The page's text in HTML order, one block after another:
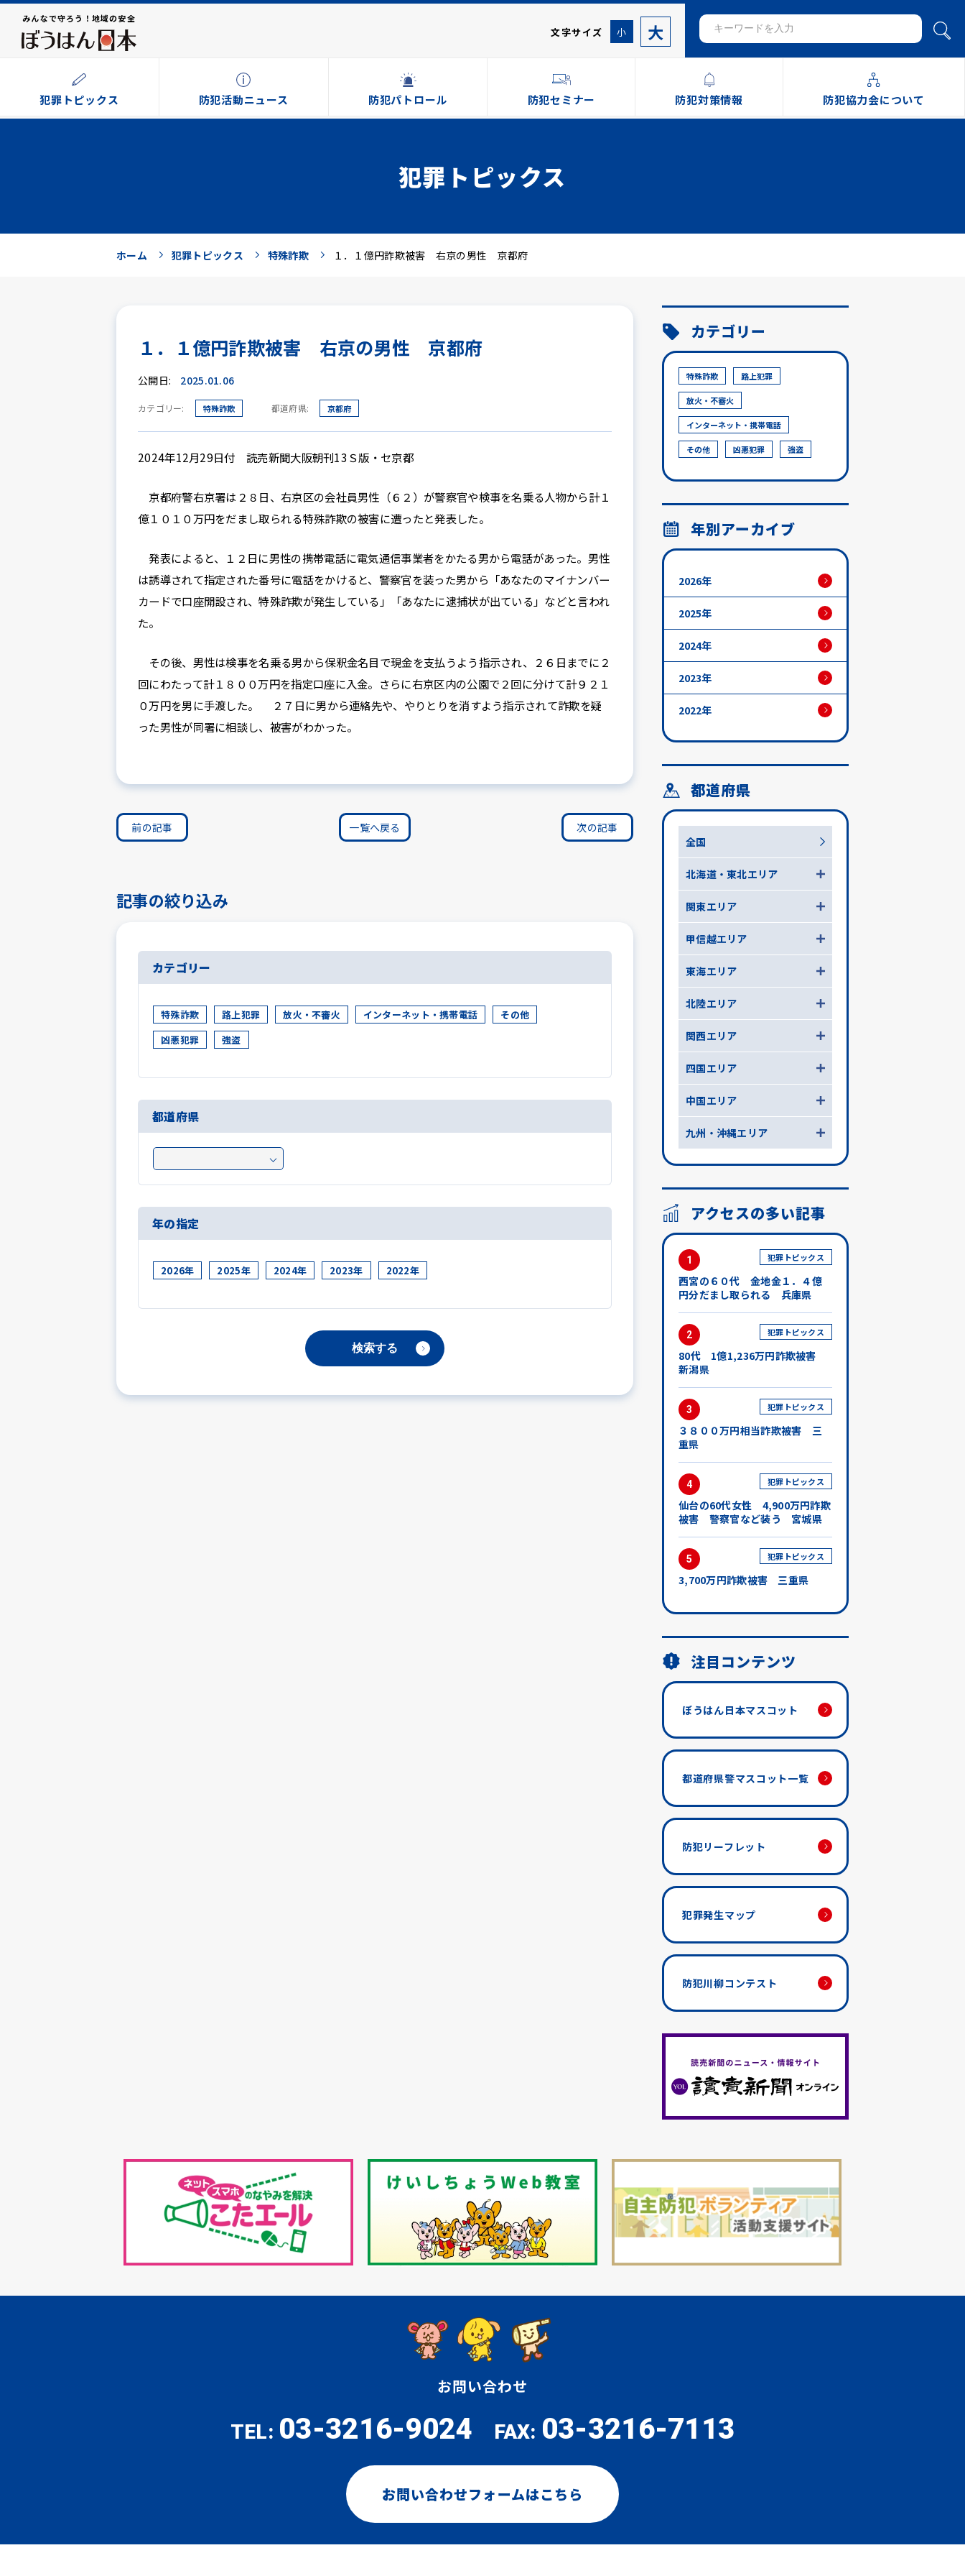
みんなで守ろう！地域の安全
文字サイズ 小 大
犯罪トピックス 防犯活動ニュース 防犯パトロール 防犯セミナー 防犯対策情報 防犯協力会について
犯罪トピックス
ホーム 犯罪トピックス 特殊詐欺 １．１億円詐欺被害 右京の男性 京都府
１．１億円詐欺被害 右京の男性 京都府
公開日: 2025.01.06
カテゴリー: 特殊詐欺 都道府県: 京都府
2024年12月29日付 読売新聞大阪朝刊13Ｓ版・セ京都
京都府警右京署は２８日、右京区の会社員男性（６２）が警察官や検事を名乗る人物から計１
億１０１０万円をだまし取られる特殊詐欺の被害に遭ったと発表した。
発表によると、１２日に男性の携帯電話に電気通信事業者をかたる男から電話があった。男性
は誘導されて指定された番号に電話をかけると、警察官を装った男から「あなたのマイナンバー
カードで口座開設され、特殊詐欺が発生している」「あなたに逮捕状が出ている」などと言われ
た。
その後、男性は検事を名乗る男から保釈金名目で現金を支払うよう指示され、２６日までに２
回にわたって計１８００万円を指定口座に入金。さらに右京区内の公園で２回に分けて計９２１
０万円を男に手渡した。 ２７日に男から連絡先や、やりとりを消すよう指示されて詐欺を疑
った男性が同署に相談し、被害がわかった。
前の記事 一覧へ戻る 次の記事
記事の絞り込み
カテゴリー
特殊詐欺 路上犯罪 放火・不審火 インターネット・携帯電話
その他
凶悪犯罪
強盗
都道府県
年の指定
2026年 2025年 2024年 2023年 2022年
カテゴリー
特殊詐欺 路上犯罪
放火・不審火
インターネット・携帯電話
その他 凶悪犯罪 強盗
年別アーカイブ
2026年
2025年
2024年
2023年
2022年
都道府県
全国
北海道・東北エリア
関東エリア
甲信越エリア
東海エリア
北陸エリア
関西エリア
四国エリア
中国エリア
九州・沖縄エリア
アクセスの多い記事
1 犯罪トピックス
西宮の６０代 金地金１．４億
円分だまし取られる 兵庫県
2 犯罪トピックス
80代 1億1,236万円詐欺被害
新潟県
3 犯罪トピックス
３８００万円相当詐欺被害 三
重県
4 犯罪トピックス
仙台の60代女性 4,900万円詐欺
被害 警察官など装う 宮城県
5 犯罪トピックス
3,700万円詐欺被害 三重県
注目コンテンツ
ぼうはん日本マスコット
都道府県警マスコット一覧
防犯リーフレット
犯罪発生マップ
防犯川柳コンテスト
お問い合わせ
TEL: 03-3216-9024 FAX: 03-3216-7113
お問い合わせフォームはこちら